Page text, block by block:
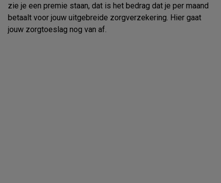
zie je een premie staan, dat is het bedrag dat je per maand
betaalt voor jouw uitgebreide zorgverzekering. Hier gaat
jouw zorgtoeslag nog van af.